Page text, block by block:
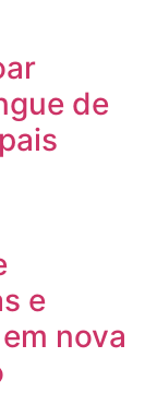
de
e
nova